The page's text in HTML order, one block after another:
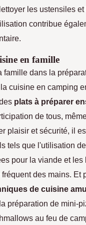
les ustensiles
contribue
en famille
famille dans la
cuisine en camping
plats à préparer
de tous,
plaisir et sécurité, il
tels que l'utilisation
pour la viande et les
des mains. Et
de cuisine
préparation de mini-
au feu de